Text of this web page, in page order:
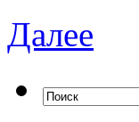
Далее